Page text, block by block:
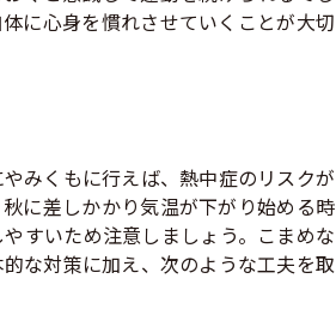
に心身を慣れさせていくことが大切
みくもに行えば、熱中症のリスクが
に差しかかり気温が下がり始める時
すいため注意しましょう。こまめな
な対策に加え、次のような工夫を取